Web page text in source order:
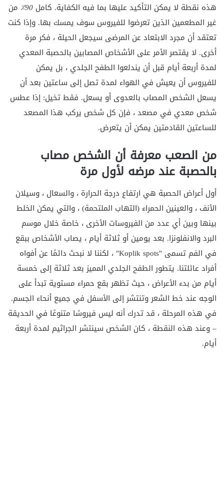
هذه نقطة لا يمكن التأكيد عليها بما فيه الكفاية. كامل 90٪ من
غير المطعمين الذين تعرضوا للفيروس سوف يمسك بها. وإذا كنت
تعتقد أن مجرد الابتعاد عن المرضى سيجعل الحيلة ، فكر مرة
أخرى. لا يقتصر الأمر على الأشخاص المصابين بالحصبة المعدي
لمدة أربعة أيام قبل أن يندلعوا الطفح الجلدي ، بل يمكن
للفيروس أن يعيش في الهواء لمدة تصل إلى ساعتين بعد أن
يسعل الشخص المصاب بالعدوى أو يسعل. فقط تخيل: إذا عطس
شخص معدي في مصعد ، فإن كل شخص يركب هذا المصعد
للساعتين القادمتين يمكن أن يتعرض.
من الصعب معرفة أن الشخص مصاب
بالحصبة عند مرضه لأول مرة
أول أعراض الحصبة هي ارتفاع درجة الحرارة ، والسعال ، وسيلان
الأنف ، والعينين الحمراء (التهاب الملتحمة) ، والتي يمكن الخلط
بينها وبين أي عدد من الفيروسات الأخرى ، خاصة خلال موسم
البرد والانفلونزا. بعد يومين أو ثلاثة أيام ، يصاب الأشخاص ببقع
في الفم تسمى "Koplik spots" ، لكننا لا نبحث دائمًا عن أفواه
أفراد عائلتنا. يتطور الطفح الجلدي المميز بعد ثلاثة إلى خمسة
أيام من بدء الأعراض ، حيث تظهر بقع حمراء مستوية تبدأ على
الوجه عند خط الشعر وتنتشر إلى الأسفل في جميع أنحاء الجسم.
في هذه المرحلة ، قد تدرك أنه ليس فيروسًا متنوعًا في الحديقة
– وعند هذه النقطة ، كان الشخص سينتشر الجراثيم لمدة أربعة
أيام.